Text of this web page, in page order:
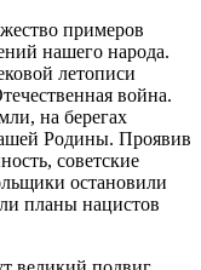
примеров
нашего народа.
летописи
война.
на берегах
Родины. Проявив
советские
остановили
планы нацистов